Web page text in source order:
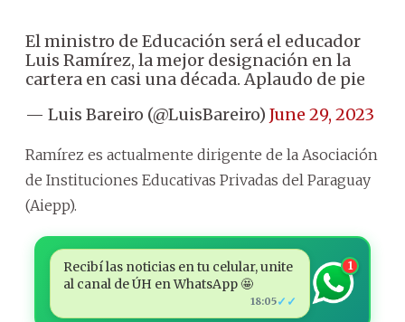
El ministro de Educación será el educador
Luis Ramírez, la mejor designación en la
cartera en casi una década. Aplaudo de pie
— Luis Bareiro (@LuisBareiro) June 29, 2023
Ramírez es actualmente dirigente de la Asociación
de Instituciones Educativas Privadas del Paraguay
(Aiepp).
Recibí las noticias en tu celular, unite
al canal de ÚH en WhatsApp 🤩
18:05✓✓
1